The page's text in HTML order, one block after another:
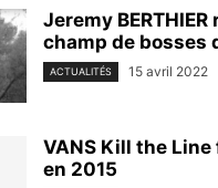
Jeremy
champ de bosses
ACTUALITÉS 15 avril 2022
VANS Kill the
en 2015